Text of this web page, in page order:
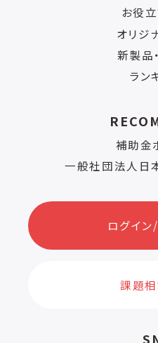
お役
オリジ
新製品
ラン
補助金
一般社団法人日
ログイ
課題